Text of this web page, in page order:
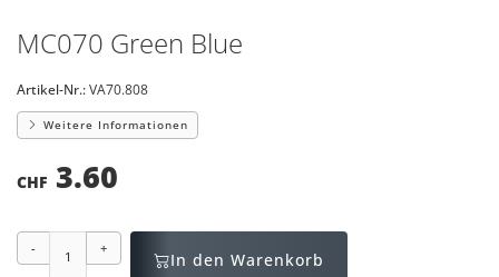
MC070 Green Blue
Artikel-Nr.:VA70.808
Weitere Informationen
CHF 3.60
- +
In den Warenkorb